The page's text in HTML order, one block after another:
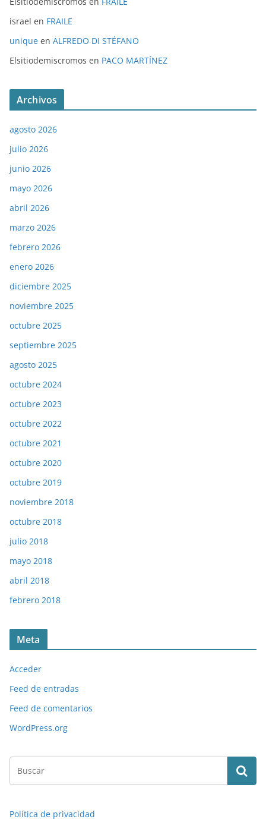
israel en FRAILE
unique en ALFREDO DI STÉFANO
Elsitiodemiscromos en PACO MARTÍNEZ
Archivos
agosto 2026
julio 2026
junio 2026
mayo 2026
abril 2026
marzo 2026
febrero 2026
enero 2026
diciembre 2025
noviembre 2025
octubre 2025
septiembre 2025
agosto 2025
octubre 2024
octubre 2023
octubre 2022
octubre 2021
octubre 2020
octubre 2019
noviembre 2018
octubre 2018
julio 2018
mayo 2018
abril 2018
febrero 2018
Meta
Acceder
Feed de entradas
Feed de comentarios
WordPress.org
Política de privacidad